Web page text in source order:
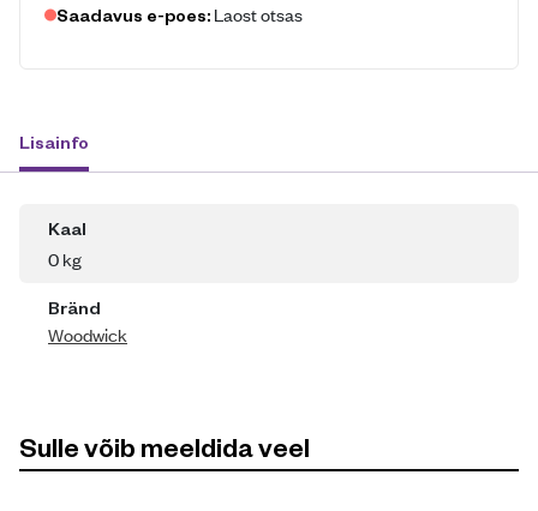
Saadavus e-poes: Laost otsas
Lisainfo
Kaal
0 kg
Bränd
Woodwick
Sulle võib meeldida veel